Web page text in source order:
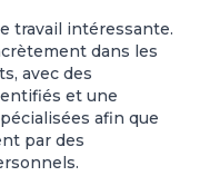
travail intéressante.
dans les
avec des
et une
afin que
par des